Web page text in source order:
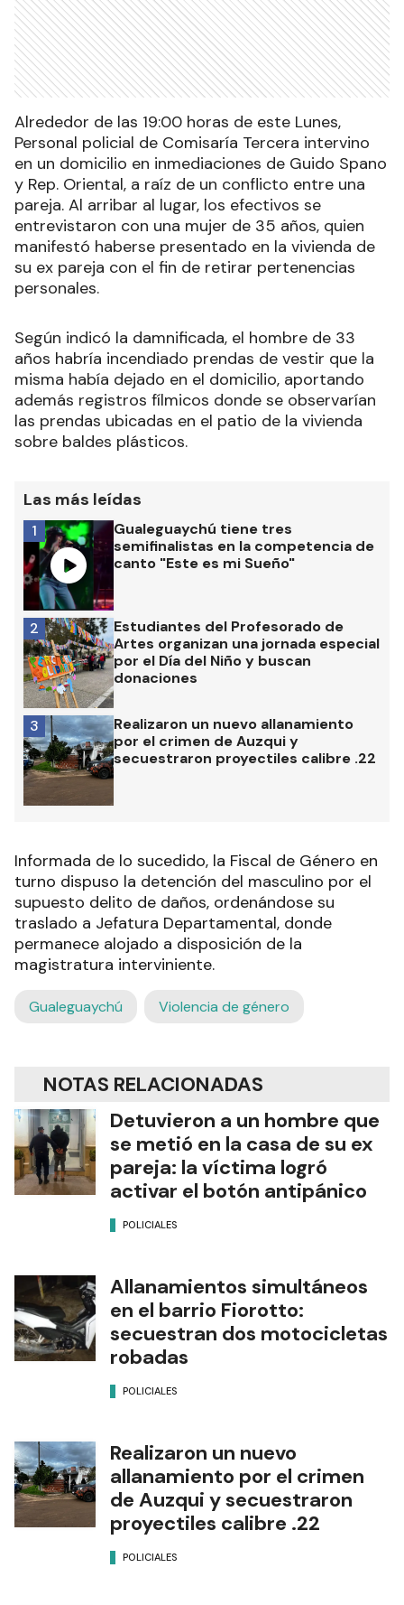
Alrededor de las 19:00 horas de este Lunes,
Personal policial de Comisaría Tercera intervino
en un domicilio en inmediaciones de Guido Spano
y Rep. Oriental, a raíz de un conflicto entre una
pareja. Al arribar al lugar, los efectivos se
entrevistaron con una mujer de 35 años, quien
manifestó haberse presentado en la vivienda de
su ex pareja con el fin de retirar pertenencias
personales.
Según indicó la damnificada, el hombre de 33
años habría incendiado prendas de vestir que la
misma había dejado en el domicilio, aportando
además registros fílmicos donde se observarían
las prendas ubicadas en el patio de la vivienda
sobre baldes plásticos.
Las más leídas
Gualeguaychú tiene tres
semifinalistas en la competencia de
canto "Este es mi Sueño"
1
Estudiantes del Profesorado de
Artes organizan una jornada especial
por el Día del Niño y buscan
donaciones
2
Realizaron un nuevo allanamiento
por el crimen de Auzqui y
secuestraron proyectiles calibre .22
3
Informada de lo sucedido, la Fiscal de Género en
turno dispuso la detención del masculino por el
supuesto delito de daños, ordenándose su
traslado a Jefatura Departamental, donde
permanece alojado a disposición de la
magistratura interviniente.
Gualeguaychú Violencia de género
NOTAS RELACIONADAS
Detuvieron a un hombre que
se metió en la casa de su ex
pareja: la víctima logró
activar el botón antipánico
POLICIALES
Allanamientos simultáneos
en el barrio Fiorotto:
secuestran dos motocicletas
robadas
POLICIALES
Realizaron un nuevo
allanamiento por el crimen
de Auzqui y secuestraron
proyectiles calibre .22
POLICIALES